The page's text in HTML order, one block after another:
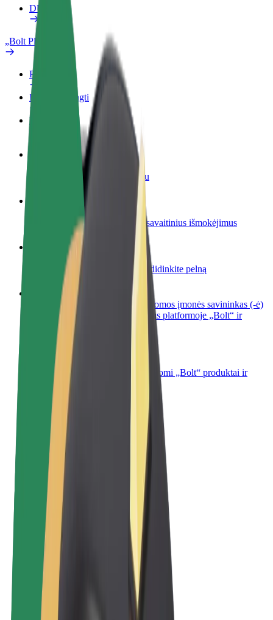
DUK
„Bolt Plus“
Privalumai
Kaip prisijungti
DUK
Tapkite vairuotoju (-a)
Užsidirbkite jums patogiu metu
Tapkite kurjeriu (-e)
Pristatinėkite maistą ir gaukite savaitinius išmokėjimus
Pridėti restoraną ar parduotuvę
Pritraukite daugiau klientų ir padidinkite pelną
Registruotis kaip automobilių nuomos įmonės savininkas (-ė)
Užregistruokite savo automobilius platformoje „Bolt“ ir
padidinkite pajamas
„Bolt for Business“
Atskirų įmonių poreikiams pritaikomi „Bolt“ produktai ir
paslaugos
Sąlygos
Privatumas
Slapukai
© 2026 Bolt Technology OÜ
Paslaugos
Kelionės
Paspirtukai
„Bolt Market“